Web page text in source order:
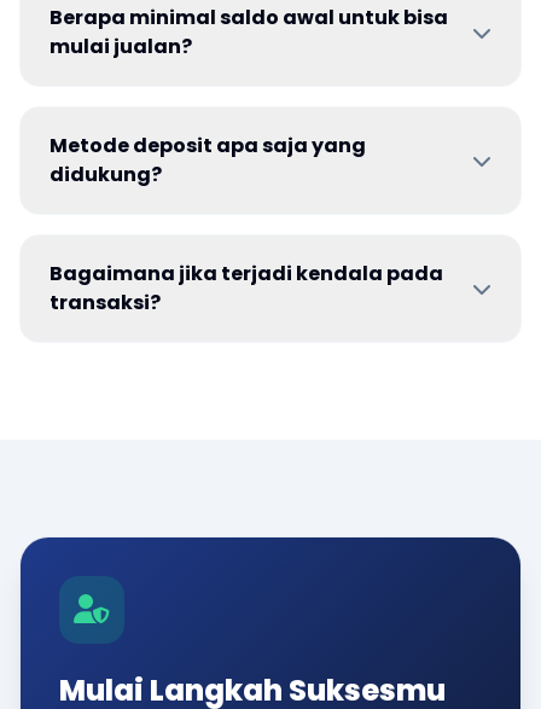
Berapa minimal saldo awal untuk bisa
mulai jualan?
Metode deposit apa saja yang
didukung?
Bagaimana jika terjadi kendala pada
transaksi?
Mulai Langkah Suksesmu